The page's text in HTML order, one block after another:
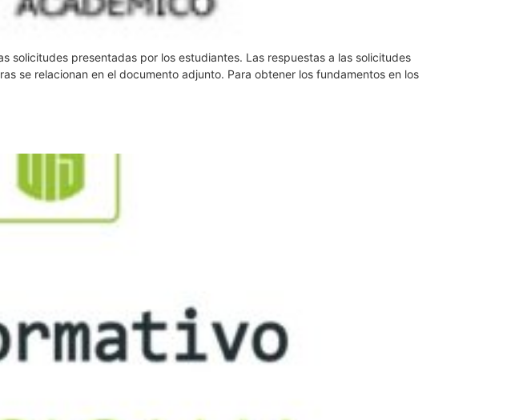
solicitudes presentadas por los estudiantes. Las respuestas a las solicitudes
se relacionan en el documento adjunto. Para obtener los fundamentos en los